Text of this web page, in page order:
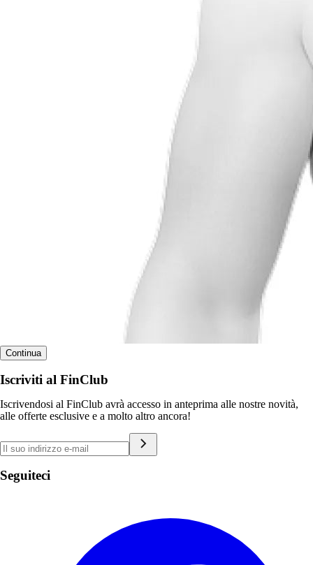
Continua
Iscriviti al FinClub
Iscrivendosi al FinClub avrà accesso in anteprima alle nostre novità,
alle offerte esclusive e a molto altro ancora!
Seguiteci